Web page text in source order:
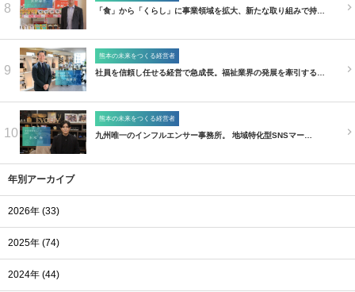
8 「食」から「くらし」に事業領域を拡大、新たな取り組みで持…
9
熊本の未来をつくる経営者
社員を信頼し任せる経営で急成長。福祉業界の発展を牽引する…
10
熊本の未来をつくる経営者
九州唯一のインフルエンサー事務所。 地域特化型SNSマー…
年別アーカイブ
2026年 (33)
2025年 (74)
2024年 (44)